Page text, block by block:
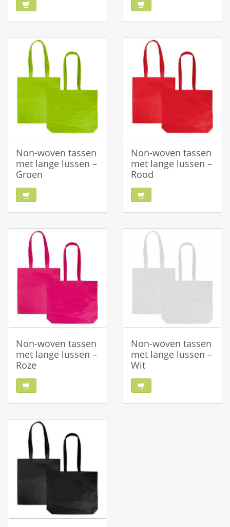
Non-woven tassen
met lange lussen –
Groen
Non-woven tassen
met lange lussen –
Rood
Non-woven tassen
met lange lussen –
Roze
Non-woven tassen
met lange lussen –
Wit